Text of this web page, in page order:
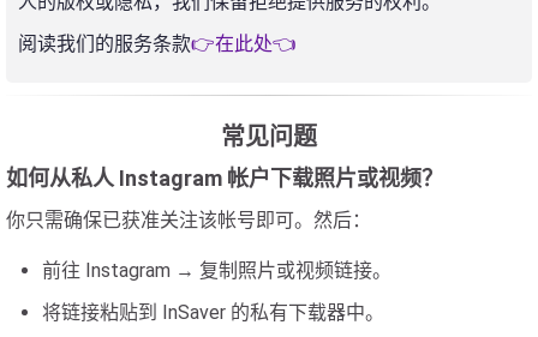
阅读我们的服务条款👉在此处👈
常见问题
如何从私人 Instagram 帐户下载照片或视频？
你只需确保已获准关注该帐号即可。然后：
前往 Instagram → 复制照片或视频链接。
将链接粘贴到 InSaver 的私有下载器中。